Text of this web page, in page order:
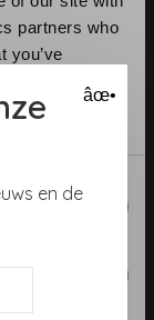
partners who
you’ve
âœ•
en de